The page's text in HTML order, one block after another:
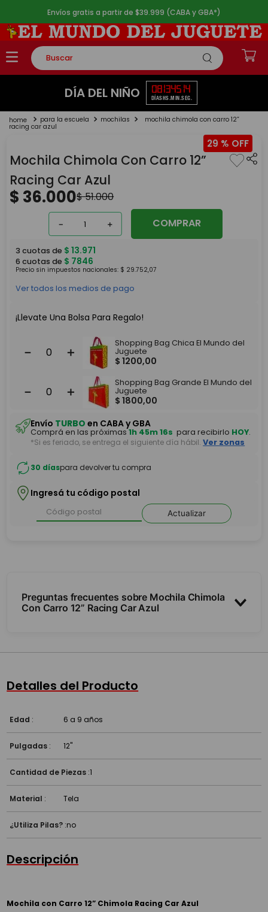
Envíos gratis a partir de $39.999 (CABA y GBA*)
Buscar
TÉRMINOS MÁS BUSCADOS
2.
lego
4.
monopatin
5. toy story
DÍA DEL NIÑO 08
DÍAS
13
HS.
45
MIN.
14
SEG.
para la escuela mochilas mochila chimola con carro 12”
racing car azul
29 %
Mochila Chimola Con Carro 12”
Racing Car Azul
$ 36.000$51.000
＋
－ COMPRAR
3 cuotas de $ 13.971
6 cuotas de $ 7846
Precio sin impuestos nacionales: $ 29.752,07
Ver todos los medios de pago
¡Llevate Una Bolsa Para Regalo!
＋
－
Shopping Bag Chica El Mundo del
Juguete
$ 1200,00
＋
－
Shopping Bag Grande El Mundo del
Juguete
$ 1800,00
Envío TURBO en CABA y GBA
Comprá en las próximas1h 45m 16s para recibirlo HOY.
*Si es feriado, se entrega el siguiente día hábil. Ver zonas
30 díaspara devolver tu compra
Ingresá tu código postal
Actualizar
Preguntas frecuentes sobre Mochila Chimola
Con Carro 12” Racing Car Azul
Detalles del Producto
Edad : 6 a 9 años
Pulgadas : 12''
Cantidad de Piezas :1
Material : Tela
¿Utiliza Pilas? :no
Descripción
Mochila con Carro 12” Chimola Racing Car Azul